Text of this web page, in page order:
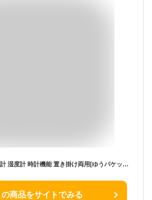
高精度デジタル温度計 湿度計 時計機能 置き掛け両用[ゆうパケット発送、送料無料、代引不可]
の商品をサイトでみる